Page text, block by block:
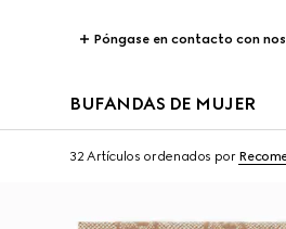
Póngase en contacto con
BUFANDAS DE MUJER
32 Artículos ordenados por